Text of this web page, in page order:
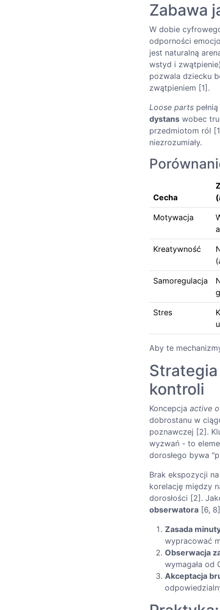
Zabawa
W dobie
odporności
jest naturalną
wstyd i
pozwala dziecku
zwątpieniem [1].
Loose parts
dystans wobec
przedmiotom ról
niezrozumiały.
Cecha
(
Motywacja
Kreatywność
(
Samoregulacja
Stres
Aby te
Strategia
kontroli
Koncepcja active
dobrostanu w
poznawczej [2].
wyzwań - to
dorosłego bywa
Brak ekspozycji
korelację między
dorosłości [2].
obserwatora [6,
Zasada
wypracować
Obserwacja
wymagała od
Akceptacja